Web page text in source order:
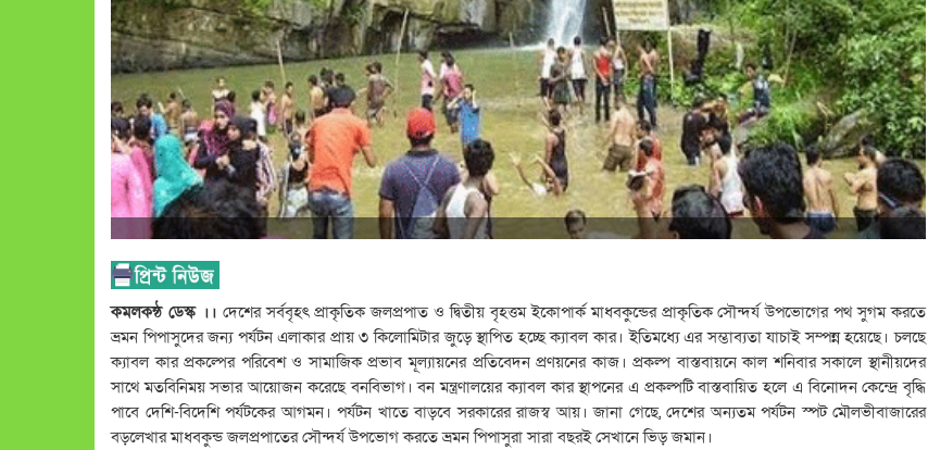
কমলকন্ঠ ডেস্ক ।। দেশের সর্ববৃহৎ প্রাকৃতিক জলপ্রপাত ও দ্বিতীয় বৃহত্তম ইকোপার্ক মাধবকুন্ডের প্রাকৃতিক সৌন্দর্য উপভোগের পথ সুগম করতে
ভ্রমন পিপাসুদের জন্য পর্যটন এলাকার প্রায় ৩ কিলোমিটার জুড়ে স্থাপিত হচ্ছে ক্যাবল কার। ইতিমধ্যে এর সম্ভাব্যতা যাচাই সম্পন্ন হয়েছে। চলছে
ক্যাবল কার প্রকল্পের পরিবেশ ও সামাজিক প্রভাব মূল্যায়নের প্রতিবেদন প্রণয়নের কাজ। প্রকল্প বাস্তবায়নে কাল শনিবার সকালে স্থানীয়দের
সাথে মতবিনিময় সভার আয়োজন করেছে বনবিভাগ। বন মন্ত্রণালয়ের ক্যাবল কার স্থাপনের এ প্রকল্পটি বাস্তবায়িত হলে এ বিনোদন কেন্দ্রে বৃদ্ধি
পাবে দেশি-বিদেশি পর্যটকের আগমন। পর্যটন খাতে বাড়বে সরকারের রাজস্ব আয়। জানা গেছে, দেশের অন্যতম পর্যটন স্পট মৌলভীবাজারের
বড়লেখার মাধবকুন্ড জলপ্রপাতের সৌন্দর্য উপভোগ করতে ভ্রমন পিপাসুরা সারা বছরই সেখানে ভিড় জমান।